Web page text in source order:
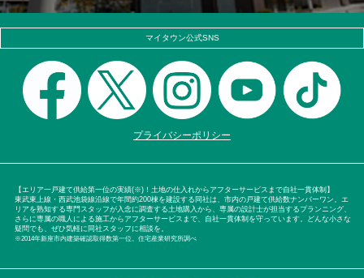
マイタウン公式SNS
プライバシーポリシー
【エリア一戸建て供給第一位の実績(※)！土地の仕入れからアフターサービスまで自社一貫体制】
東武東上線・西武池袋線沿線で年間約200棟を建設する同社は、市内の戸建て供給数ナンバーワン。エ
リアを熟知する専門スタッフが入念に調査する土地購入から、専属の設計士が担当するプランニング、
さらに専属の職人による施工からアフターサービスまで、自社一貫体制を守っています。どんな小さな
疑問でも、ぜひ気軽に同社スタッフに相談を。
※2014年新座市内建築確認取得数第一位。住宅産業研究所調べ